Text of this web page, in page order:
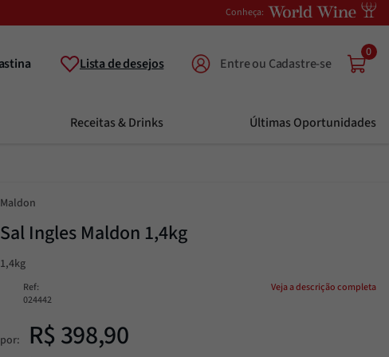
Conheça:
Lista de desejos
0
Receitas & Drinks Últimas Oportunidades
Maldon
Sal Ingles Maldon 1,4kg
1,4kg
Ref:
024442
Veja a descrição completa
por: R$398,90